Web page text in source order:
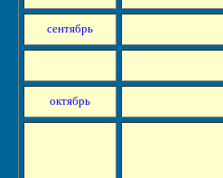
сентябрь
октябрь